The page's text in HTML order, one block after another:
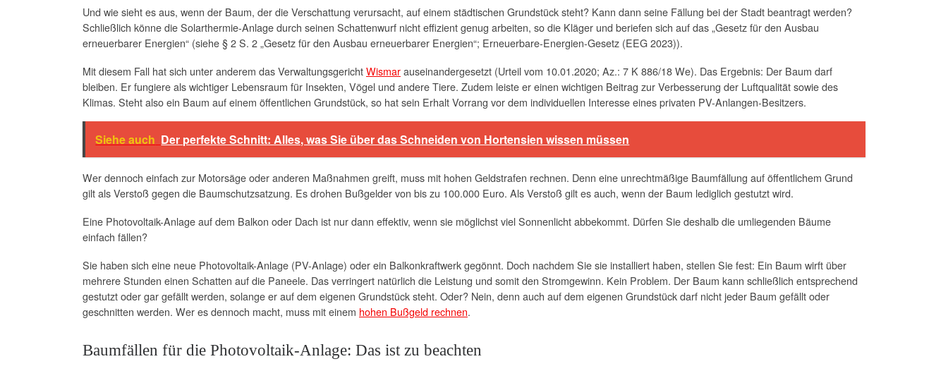
Und wie sieht es aus, wenn der Baum, der die Verschattung verursacht, auf einem städtischen Grundstück steht? Kann dann seine Fällung bei der Stadt beantragt werden?
Schließlich könne die Solarthermie-Anlage durch seinen Schattenwurf nicht effizient genug arbeiten, so die Kläger und beriefen sich auf das „Gesetz für den Ausbau
erneuerbarer Energien“ (siehe § 2 S. 2 „Gesetz für den Ausbau erneuerbarer Energien“; Erneuerbare-Energien-Gesetz (EEG 2023)).
Mit diesem Fall hat sich unter anderem das VerwaltungsgerichtWismarauseinandergesetzt (Urteil vom 10.01.2020; Az.: 7 K 886/18 We). Das Ergebnis: Der Baum darf
bleiben. Er fungiere als wichtiger Lebensraum für Insekten, Vögel und andere Tiere. Zudem leiste er einen wichtigen Beitrag zur Verbesserung der Luftqualität sowie des
Klimas. Steht also ein Baum auf einem öffentlichen Grundstück, so hat sein Erhalt Vorrang vor dem individuellen Interesse eines privaten PV-Anlangen-Besitzers.
Siehe auch Der perfekte Schnitt: Alles, was Sie über das Schneiden von Hortensien wissen müssen
Wer dennoch einfach zur Motorsäge oder anderen Maßnahmen greift, muss mit hohen Geldstrafen rechnen. Denn eine unrechtmäßige Baumfällung auf öffentlichem Grund
gilt als Verstoß gegen die Baumschutzsatzung. Es drohen Bußgelder von bis zu 100.000 Euro. Als Verstoß gilt es auch, wenn der Baum lediglich gestutzt wird.
Eine Photovoltaik-Anlage auf dem Balkon oder Dach ist nur dann effektiv, wenn sie möglichst viel Sonnenlicht abbekommt. Dürfen Sie deshalb die umliegenden Bäume
einfach fällen?
Sie haben sich eine neue Photovoltaik-Anlage (PV-Anlage) oder ein Balkonkraftwerk gegönnt. Doch nachdem Sie sie installiert haben, stellen Sie fest: Ein Baum wirft über
mehrere Stunden einen Schatten auf die Paneele. Das verringert natürlich die Leistung und somit den Stromgewinn. Kein Problem. Der Baum kann schließlich entsprechend
gestutzt oder gar gefällt werden, solange er auf dem eigenen Grundstück steht. Oder? Nein, denn auch auf dem eigenen Grundstück darf nicht jeder Baum gefällt oder
geschnitten werden. Wer es dennoch macht, muss mit einem hohen Bußgeld rechnen.
Baumfällen für die Photovoltaik-Anlage: Das ist zu beachten